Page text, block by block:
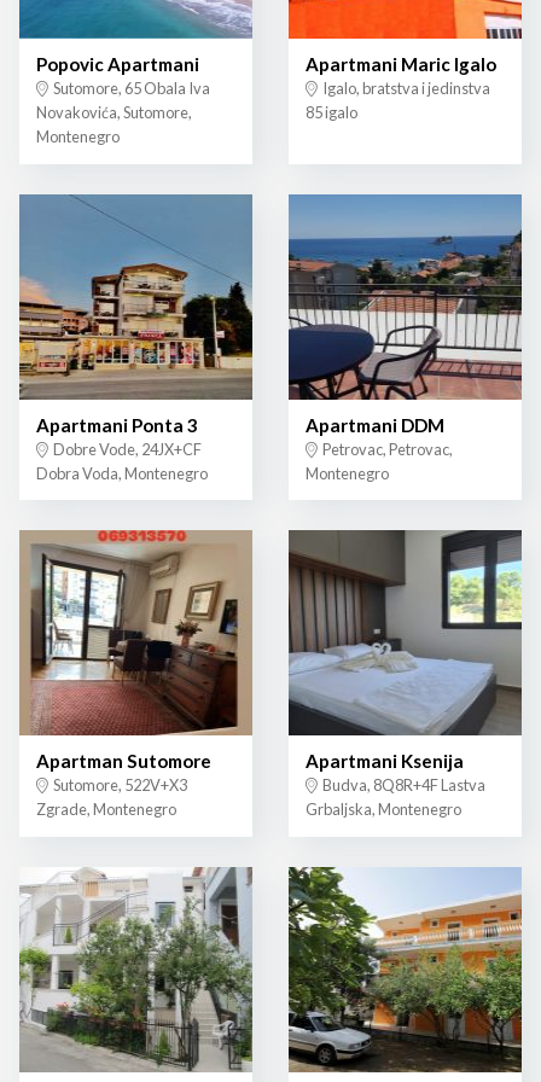
Popovic Apartmani
Sutomore, 65 Obala Iva
Novakovića, Sutomore,
Montenegro
Apartmani Maric Igalo
Igalo, bratstva i jedinstva
85 igalo
Apartmani Ponta 3
Dobre Vode, 24JX+CF
Dobra Voda, Montenegro
Apartmani DDM
Petrovac, Petrovac,
Montenegro
Apartman Sutomore
Sutomore, 522V+X3
Zgrade, Montenegro
Apartmani Ksenija
Budva, 8Q8R+4F Lastva
Grbaljska, Montenegro